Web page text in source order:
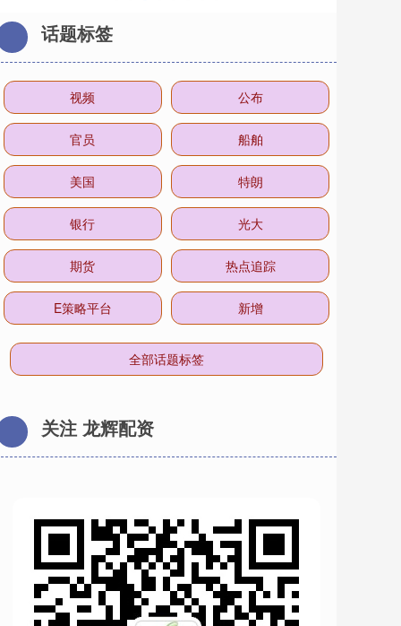
话题标签
视频 公布
官员 船舶
美国 特朗
银行 光大
期货 热点追踪
E策略平台 新增
全部话题标签
关注 龙辉配资